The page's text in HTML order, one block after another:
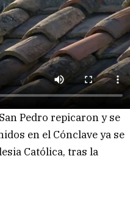
Pedro repicaron y se
en el Cónclave ya se
Católica, tras la